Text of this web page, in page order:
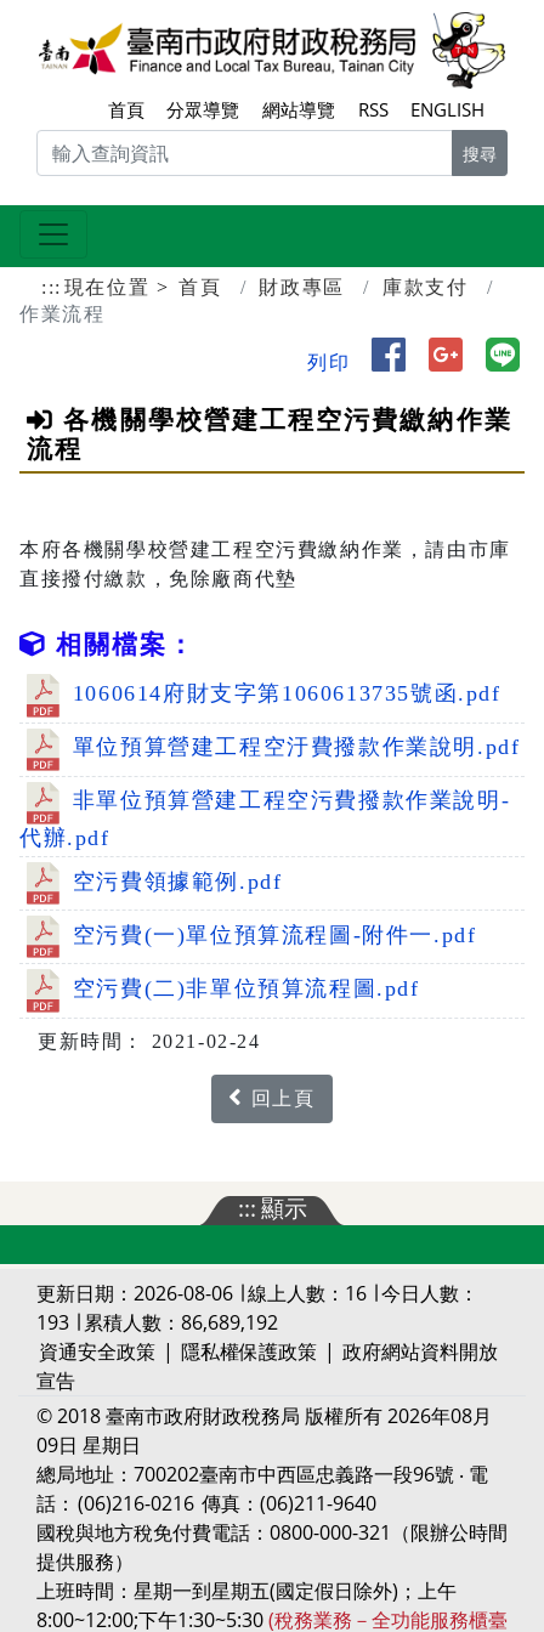
跳到主要內容區塊
首頁 分眾導覽 網站導覽 RSS ENGLISH
搜尋
::: 現在位置 首頁 財政專區
庫款支付
作業流程
列印
分享到分享到
各機關學校營建工程空污費繳納作業
流程
本府各機關學校營建工程空污費繳納作業，請由市庫
直接撥付繳款，免除廠商代墊
相關檔案：
1060614府財支字第1060613735號函.pdf
單位預算營建工程空汙費撥款作業說明.pdf
非單位預算營建工程空污費撥款作業說明-
代辦.pdf
空污費領據範例.pdf
空污費(一)單位預算流程圖-附件一.pdf
空污費(二)非單位預算流程圖.pdf
更新時間： 2021-02-24
回上頁
:::顯示
更新日期：2026-08-06 ∣ 線上人數：16 ∣ 今日人數：
193 ∣ 累積人數：86,689,192
資通安全政策 | 隱私權保護政策 | 政府網站資料開放
宣告
© 2018 臺南市政府財政稅務局 版權所有 2026年08月
09日 星期日
總局地址：700202臺南市中西區忠義路一段96號 ‧ 電
話： (06)216-0216 傳真：(06)211-9640
國稅與地方稅免付費電話：0800-000-321（限辦公時間
提供服務）
上班時間：星期一到星期五(國定假日除外)；上午
8:00~12:00;下午1:30~5:30(稅務業務－全功能服務櫃臺